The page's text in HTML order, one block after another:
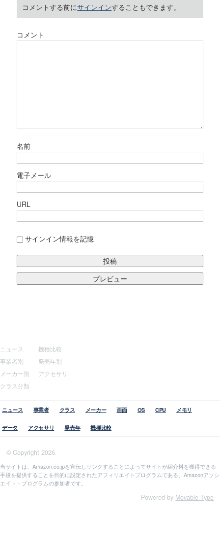
コメントする前にサインインすることもできます。
コメント
名前
電子メール
URL
サインイン情報を記憶
ニュース
事業者別
メーカー別
クラス分類
機種比較
発売年別
アクセサリ
ニュース 事業者 クラス メーカー 画面 OS CPU メモリ
データ アクセサリ 発売年 機種比較
© Copyright 2026.
当サイトは、Amazon.co.jpを宣伝しリンクすることによってサイトが紹介料を獲得できる
手段を提供することを目的に設定されたアフィリエイトプログラムである、Amazonアソシ
エイト・プログラムの参加者です。
Powered by Movable Type